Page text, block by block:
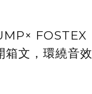
FOSTEX
文，環繞音效